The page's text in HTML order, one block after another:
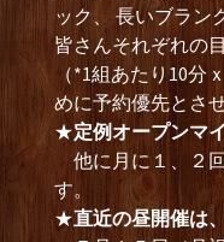
ック、 長いブラン
皆さんそれぞれの
（*1組あたり10分
めに予約優先とさ
★定例オープンマ
他に月に１、２
す。
★直近の昼開催は、